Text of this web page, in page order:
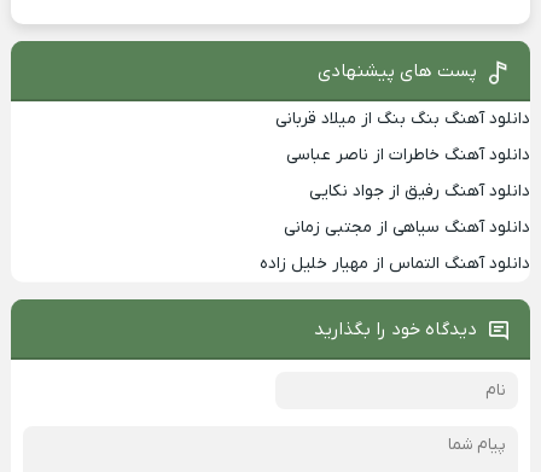
پست های پیشنهادی
دانلود آهنگ بنگ بنگ از میلاد قربانی
دانلود آهنگ خاطرات از ناصر عباسی
دانلود آهنگ رفیق از جواد نکایی
دانلود آهنگ سیاهی از مجتبی زمانی
دانلود آهنگ التماس از مهیار خلیل زاده
دیدگاه خود را بگذارید